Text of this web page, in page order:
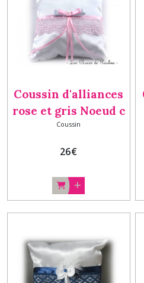
Coussin d'alliances
rose et gris Noeud c
Coussin
26€